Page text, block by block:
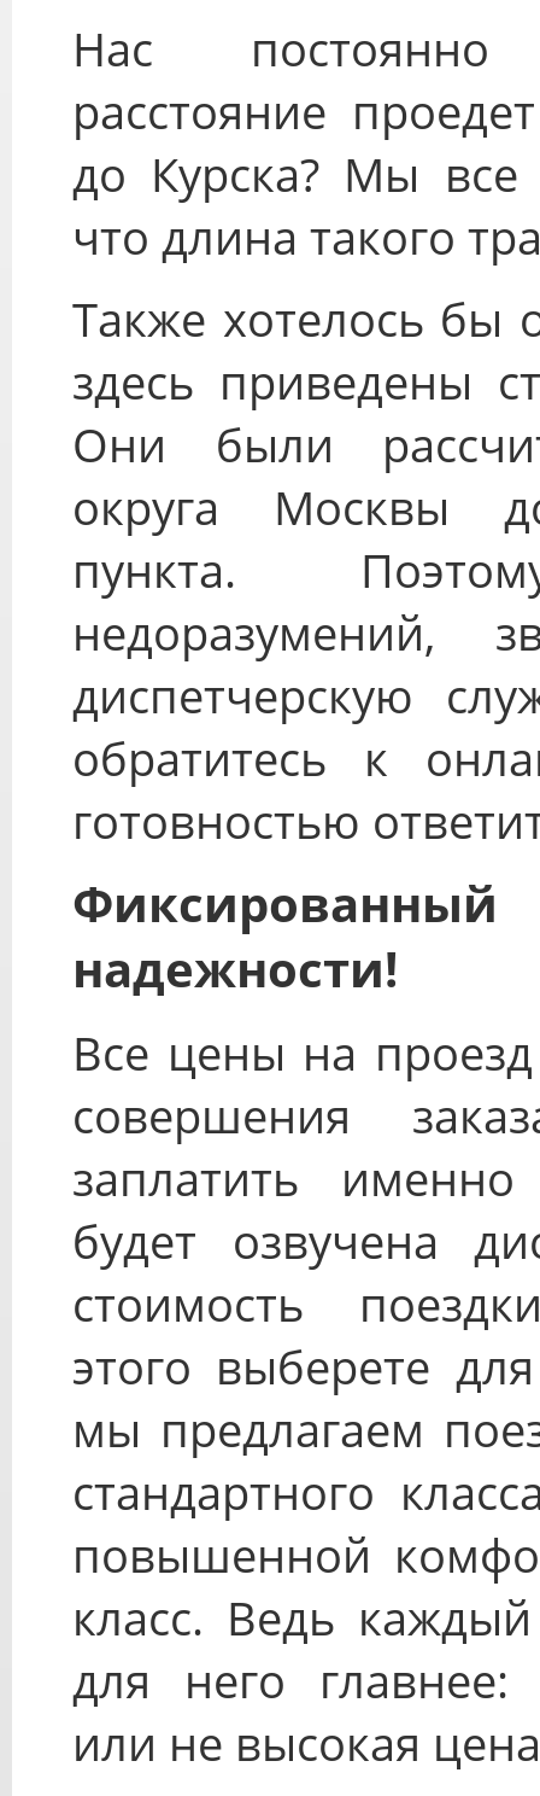
Нас
расстояние
до Курска? Мы
что длина такого
Также хотелось бы
здесь приведены
Они были
округа Москвы
пункта.
недоразумений,
диспетчерскую
обратитесь к
готовностью
надежности!
Все цены на
совершения
заплатить
будет озвучена
стоимость
этого выберете
мы предлагаем
стандартного
повышенной
класс. Ведь
для него
или не высокая